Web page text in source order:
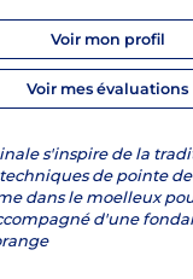
Voir mon profil
Voir mes évaluations
s'inspire de la
de pointe
dans le moelleux
d'une